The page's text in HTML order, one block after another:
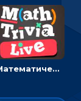
Математическая викторина мультиплеер: решать примеры на время